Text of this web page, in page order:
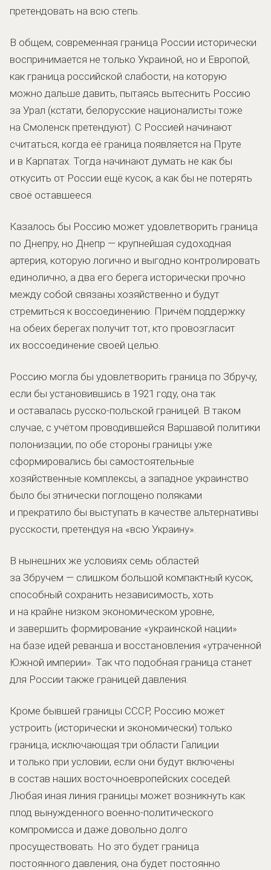
претендовать на всю степь.
В общем, современная граница России исторически
воспринимается не только Украиной, но и Европой,
как граница российской слабости, на которую
можно дальше давить, пытаясь вытеснить Россию
за Урал (кстати, белорусские националисты тоже
на Смоленск претендуют). С Россией начинают
считаться, когда её граница появляется на Пруте
и в Карпатах. Тогда начинают думать не как бы
откусить от России ещё кусок, а как бы не потерять
своё оставшееся.
Казалось бы Россию может удовлетворить граница
по Днепру, но Днепр — крупнейшая судоходная
артерия, которую логично и выгодно контролировать
единолично, а два его берега исторически прочно
между собой связаны хозяйственно и будут
стремиться к воссоединению. Причём поддержку
на обеих берегах получит тот, кто провозгласит
их воссоединение своей целью.
Россию могла бы удовлетворить граница по Збручу,
если бы установившись в 1921 году, она так
и оставалась русско-польской границей. В таком
случае, с учётом проводившейся Варшавой политики
полонизации, по обе стороны границы уже
сформировались бы самостоятельные
хозяйственные комплексы, а западное украинство
было бы этнически поглощено поляками
и прекратило бы выступать в качестве альтернативы
русскости, претендуя на «всю Украину».
В нынешних же условиях семь областей
за Збручем — слишком большой компактный кусок,
способный сохранить независимость, хоть
и на крайне низком экономическом уровне,
и завершить формирование «украинской нации»
на базе идей реванша и восстановления «утраченной
Южной империи». Так что подобная граница станет
для России также границей давления.
Кроме бывшей границы СССР, Россию может
устроить (исторически и экономически) только
граница, исключающая три области Галиции
и только при условии, если они будут включены
в состав наших восточноевропейских соседей.
Любая иная линия границы может возникнуть как
плод вынужденного военно-политического
компромисса и даже довольно долго
просуществовать. Но это будет граница
постоянного давления, она будет постоянно